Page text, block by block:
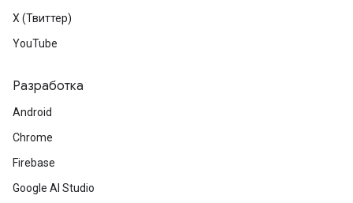
X (Твиттер)
YouTube
Разработка
Android
Chrome
Firebase
Google AI Studio